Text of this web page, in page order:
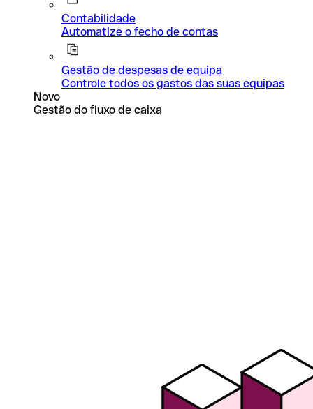
Contabilidade
Automatize o fecho de contas
Gestão de despesas de equipa
Controle todos os gastos das suas equipas
Novo
Gestão do fluxo de caixa